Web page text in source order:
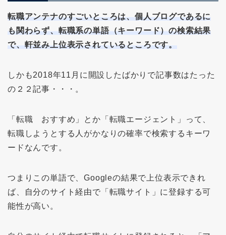
転職アンテナのすごいところは、個人ブログであるに
も関わらず、転職系の単語（キーワード）の検索結果
で、軒並み上位表示されているところです。
しかも2018年11月に開設したばかりで記事数はたった
の２２記事・・・。
「転職 おすすめ」とか「転職エージェント」って、
転職しようとする人がかなりの確率で検索するキーワ
ードなんです。
つまりこの単語で、Googleの結果で上位表示できれ
ば、自分のサイト経由で「転職サイト」に登録する可
能性が高い。